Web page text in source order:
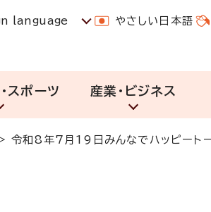
language やさしい日本語
スポーツ 産業・ビジネス
令和8年7月19日みんなでハッピート